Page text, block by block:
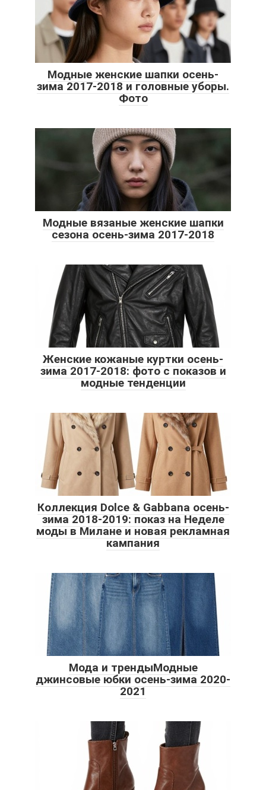
Модные женские шапки осень-
зима 2017-2018 и головные уборы.
Фото
Модные вязаные женские шапки
сезона осень-зима 2017-2018
Женские кожаные куртки осень-
зима 2017-2018: фото с показов и
модные тенденции
Коллекция Dolce & Gabbana осень-
зима 2018-2019: показ на Неделе
моды в Милане и новая рекламная
кампания
Мода и трендыМодные
джинсовые юбки осень-зима 2020-
2021